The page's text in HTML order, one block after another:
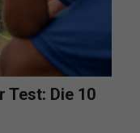
Test: Die 10